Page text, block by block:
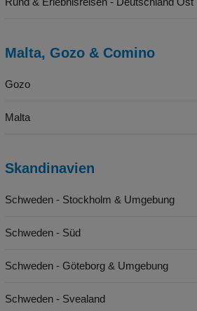
Malta, Gozo & Comino
Gozo
Malta
Skandinavien
Schweden - Stockholm & Umgebung
Schweden - Süd
Schweden - Göteborg & Umgebung
Schweden - Svealand